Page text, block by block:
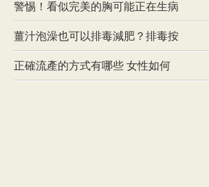
警惕！看似完美的胸可能正在生病
薑汁泡澡也可以排毒減肥？排毒按
正確流產的方式有哪些 女性如何